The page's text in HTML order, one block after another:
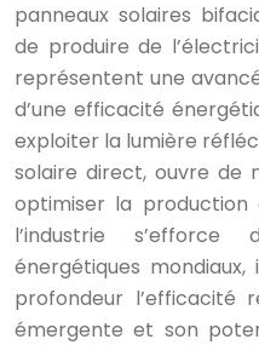
panneaux solaires
de produire de
représentent une
d’une efficacité
exploiter la lumière
solaire direct, ouvre de
optimiser la production
l’industrie
énergétiques
profondeur l’efficacité
émergente et son